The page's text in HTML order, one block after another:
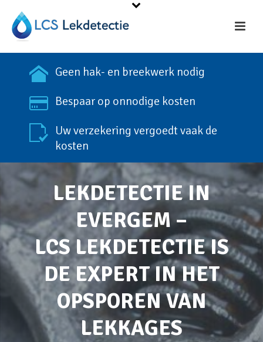
Geen hak- en breekwerk nodig
Bespaar op onnodige kosten
Uw verzekering vergoedt vaak de
kosten
LEKDETECTIE IN
EVERGEM –
LCS LEKDETECTIE IS
DE EXPERT IN HET
OPSPOREN VAN
LEKKAGES